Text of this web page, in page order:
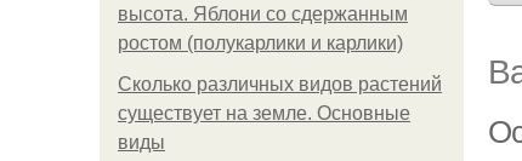
высота. Яблони со сдержанным
ростом (полукарлики и карлики)
Сколько различных видов растений
существует на земле. Основные
виды